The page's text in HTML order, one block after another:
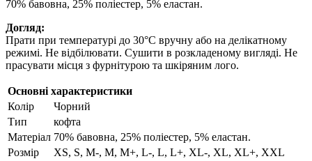
70% бавовна, 25% поліестер, 5% еластан.
Догляд:
Прати при температурі до 30°C вручну або на делікатному
режимі. Не відбілювати. Сушити в розкладеному вигляді. Не
прасувати місця з фурнітурою та шкіряним лого.
Основні характеристики
Колір
Чорний
Тип
кофта
Матеріал 70% бавовна, 25% поліестер, 5% еластан.
Розмір
XS, S, M-, M, M+, L-, L, L+, XL-, XL, XL+, XXL